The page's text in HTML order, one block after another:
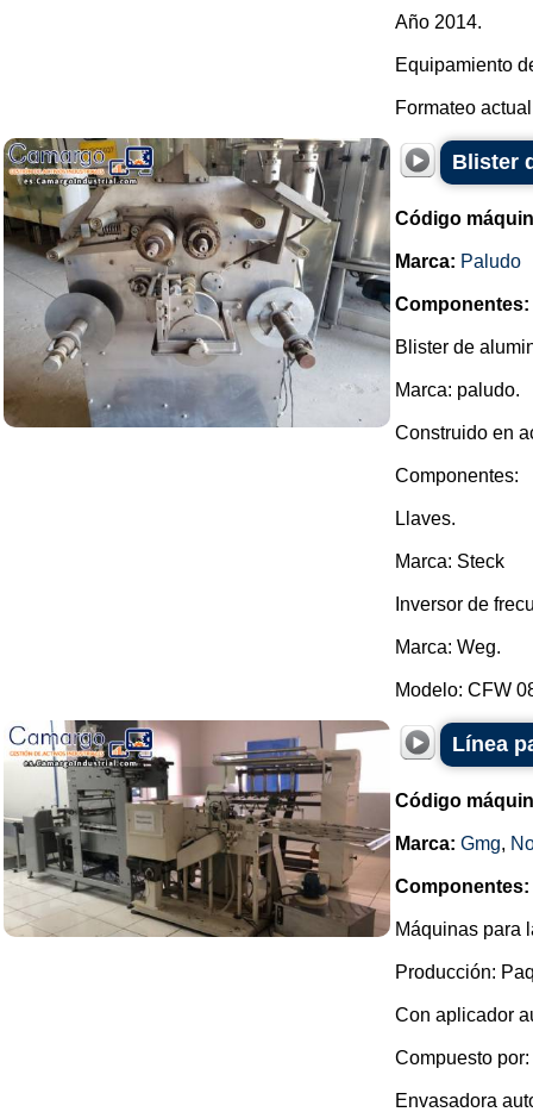
Año 2014.
Equipamiento
Formateo
Blister
Código
Marca: Paludo
Componentes:
Blister de
Marca: paludo.
Construido en
Componentes:
Llaves.
Marca: Steck
Inversor de
Marca: Weg.
Modelo: CFW
Línea
Código
Marca: Gmg,
Componentes:
Máquinas para
Producción:
Con aplicador
Compuesto por:
Envasadora